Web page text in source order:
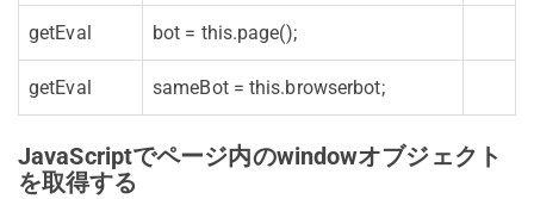
getEval bot = this.page();
getEval sameBot = this.browserbot;
JavaScriptでページ内のwindowオブジェクト
を取得する